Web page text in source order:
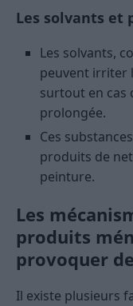
Les solvants et
Les solvants,
peuvent irriter
surtout en cas
prolongée.
Ces
produits de
peinture.
Les
produits
provoquer
Il existe plusieurs